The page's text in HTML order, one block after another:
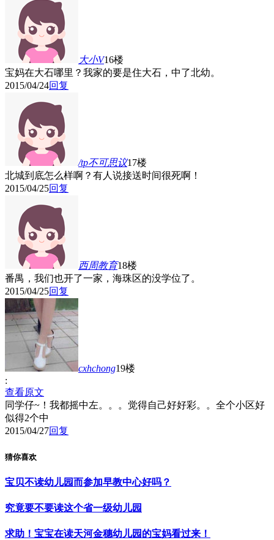
大小V16楼
宝妈在大石哪里？我家的要是住大石，中了北幼。
2015/04/24回复
/tp不可思议17楼
北城到底怎么样啊？有人说接送时间很死啊！
2015/04/25回复
西周教育18楼
番禺，我们也开了一家，海珠区的没学位了。
2015/04/25回复
cxhchong19楼
:
查看原文
同学仔~！ 我都摇中左。。。觉得自己好好彩。。全个小区好
似得2个中
2015/04/27回复
猜你喜欢
宝贝不读幼儿园而参加早教中心好吗？
究竟要不要读这个省一级幼儿园
求助！宝宝在读天河金穗幼儿园的宝妈看过来！